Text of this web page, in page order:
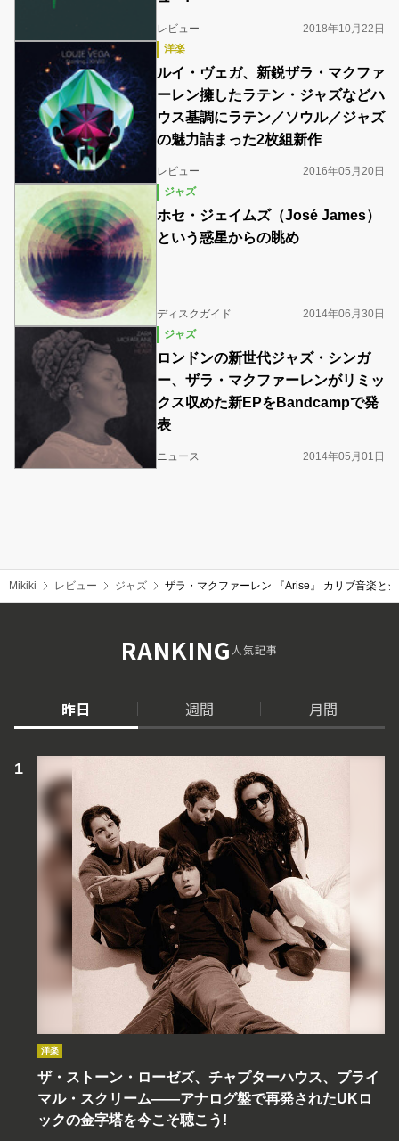
レビュー
2018年10月22日
洋楽
ルイ・ヴェガ、新鋭ザラ・マクファ
ーレン擁したラテン・ジャズなどハ
ウス基調にラテン／ソウル／ジャズ
の魅力詰まった2枚組新作
レビュー
2016年05月20日
ジャズ
ホセ・ジェイムズ（José James）
という惑星からの眺め
ディスクガイド
2014年06月30日
ジャズ
ロンドンの新世代ジャズ・シンガ
ー、ザラ・マクファーレンがリミッ
クス収めた新EPをBandcampで発
表
ニュース 2014年05月01日
Mikiki レビュー ジャズ ザラ・マクファーレン 『Arise』 カリブ音楽と
RANKING人気記事
昨日 週間 月間
洋楽
ザ・ストーン・ローゼズ、チャプターハウス、プライ
マル・スクリーム――アナログ盤で再発されたUKロ
ックの金字塔を今こそ聴こう!